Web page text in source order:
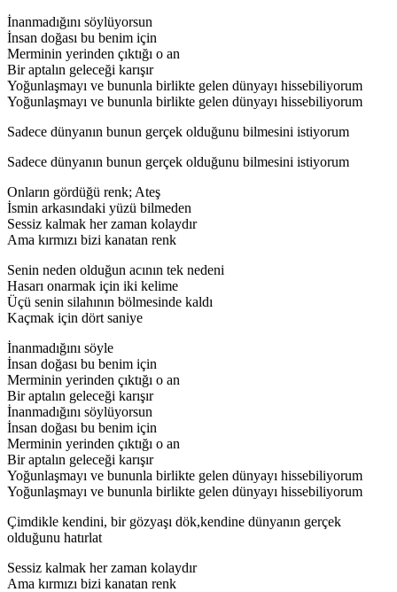
İnanmadığını söylüyorsun
İnsan doğası bu benim için
Merminin yerinden çıktığı o an
Bir aptalın geleceği karışır
Yoğunlaşmayı ve bununla birlikte gelen dünyayı hissebiliyorum
Yoğunlaşmayı ve bununla birlikte gelen dünyayı hissebiliyorum
Sadece dünyanın bunun gerçek olduğunu bilmesini istiyorum
Sadece dünyanın bunun gerçek olduğunu bilmesini istiyorum
Onların gördüğü renk; Ateş
İsmin arkasındaki yüzü bilmeden
Sessiz kalmak her zaman kolaydır
Ama kırmızı bizi kanatan renk
Senin neden olduğun acının tek nedeni
Hasarı onarmak için iki kelime
Üçü senin silahının bölmesinde kaldı
Kaçmak için dört saniye
İnanmadığını söyle
İnsan doğası bu benim için
Merminin yerinden çıktığı o an
Bir aptalın geleceği karışır
İnanmadığını söylüyorsun
İnsan doğası bu benim için
Merminin yerinden çıktığı o an
Bir aptalın geleceği karışır
Yoğunlaşmayı ve bununla birlikte gelen dünyayı hissebiliyorum
Yoğunlaşmayı ve bununla birlikte gelen dünyayı hissebiliyorum
Çimdikle kendini, bir gözyaşı dök,kendine dünyanın gerçek
olduğunu hatırlat
Sessiz kalmak her zaman kolaydır
Ama kırmızı bizi kanatan renk